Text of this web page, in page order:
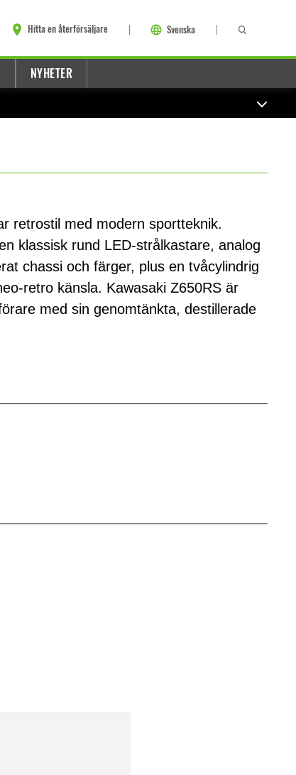
Hitta en återförsäljare Svenska
NYHETER
retrostil med modern sportteknik.
klassisk rund LED-strålkastare, analog
chassi och färger, plus en tvåcylindrig
retro känsla. Kawasaki Z650RS är
med sin genomtänkta, destillerade